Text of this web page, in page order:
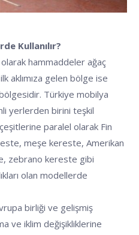
Kullanılır?
hammaddeler ağaç
aklımıza gelen bölge ise
Türkiye mobilya
yerlerden birini teşkil
paralel olarak Fin
meşe kereste, Amerikan
zebrano kereste gibi
olan modellerde
birliği ve gelişmiş
ve iklim değişikliklerine